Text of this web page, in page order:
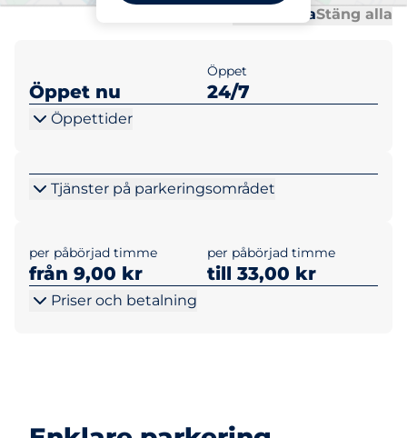
Öppna allaStäng alla
Öppet nu
Öppet
24/7
Öppettider
Tjänster på parkeringsområdet
per påbörjad timme
från 9,00 kr
per påbörjad timme
till 33,00 kr
Priser och betalning